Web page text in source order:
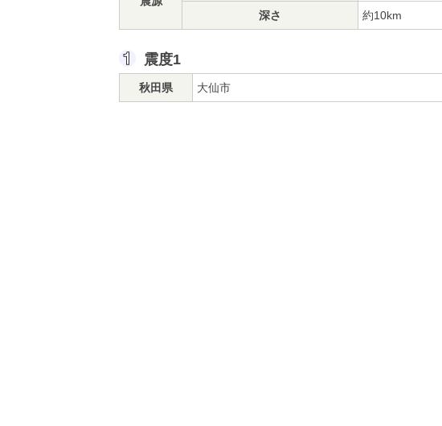
深さ
約10km
震度1
秋田県 大仙市